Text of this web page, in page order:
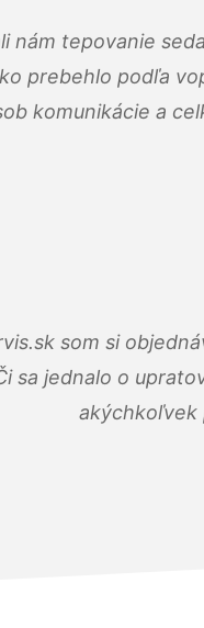
nám tepovanie
prebehlo podľa
komunikácie a
som si
sa jednalo o
akýchkoľvek